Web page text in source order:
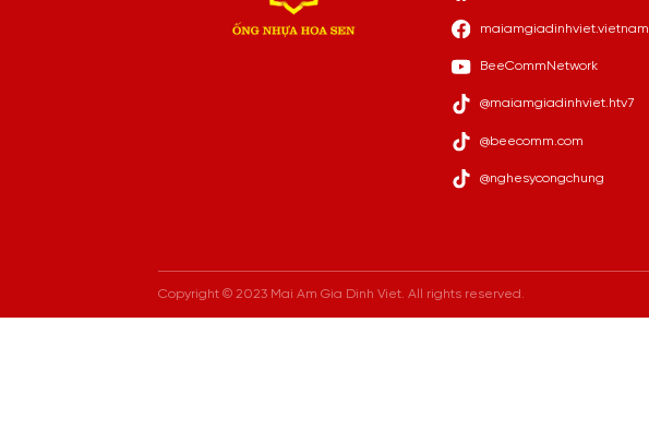
maiamgiadinhviet.vietnam
BeeCommNetwork
@maiamgiadinhviet.htv7
@beecomm.com
@nghesycongchung
Copyright © 2023 Mai Am Gia Dinh Viet. All rights reserved.